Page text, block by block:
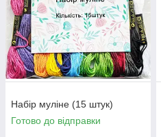
Набір муліне (15 штук)
Готово до відправки